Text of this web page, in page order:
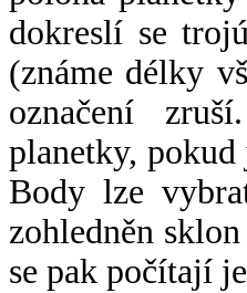
dokreslí se
(známe délky
označení
planetky,
Body lze
zohledněn
se pak počítají